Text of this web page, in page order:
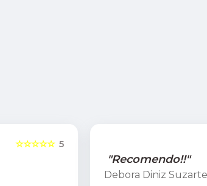
"Recomendo!!"
Debora Diniz Suzarte Safira